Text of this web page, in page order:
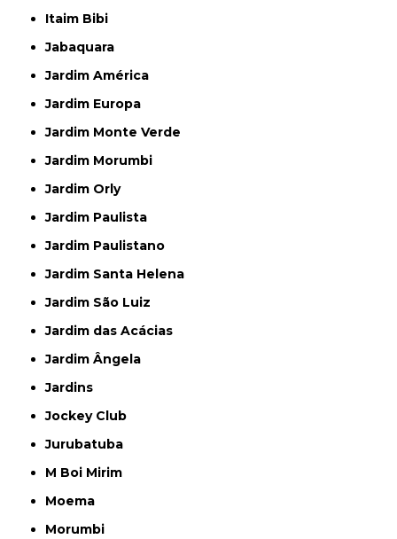
Itaim Bibi
Jabaquara
Jardim América
Jardim Europa
Jardim Monte Verde
Jardim Morumbi
Jardim Orly
Jardim Paulista
Jardim Paulistano
Jardim Santa Helena
Jardim São Luiz
Jardim das Acácias
Jardim Ângela
Jardins
Jockey Club
Jurubatuba
M Boi Mirim
Moema
Morumbi